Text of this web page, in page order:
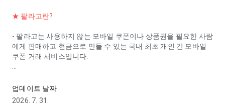
★ 팔라고란?
- 팔라고는 사용하지 않는 모바일 쿠폰이나 상품권을 필요한 사람
에게 판매하고 현금으로 만들 수 있는 국내 최초 개인 간 모바일
쿠폰 거래 서비스입니다.
- 거래장터에서 판매자를 믿을 수 있을지 고민하지 마세요 팔라고
업데이트 날짜
2026. 7. 31.